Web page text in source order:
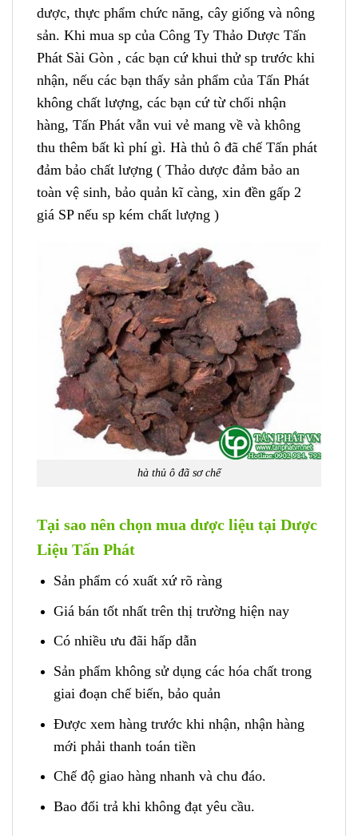
dược, thực phẩm chức năng, cây giống và nông
sản. Khi mua sp của Công Ty Thảo Dược Tấn
Phát Sài Gòn , các bạn cứ khui thử sp trước khi
nhận, nếu các bạn thấy sản phẩm của Tấn Phát
không chất lượng, các bạn cứ từ chối nhận
hàng, Tấn Phát vẫn vui vẻ mang về và không
thu thêm bất kì phí gì. Hà thủ ô đã chế Tấn phát
đảm bảo chất lượng ( Thảo dược đảm bảo an
toàn vệ sinh, bảo quản kĩ càng, xin đền gấp 2
giá SP nếu sp kém chất lượng )
hà thủ ô đã sơ chế
Tại sao nên chọn mua dược liệu tại Dược
Liệu Tấn Phát
Sản phẩm có xuất xứ rõ ràng
Giá bán tốt nhất trên thị trường hiện nay
Có nhiều ưu đãi hấp dẫn
Sản phẩm không sử dụng các hóa chất trong
giai đoạn chế biến, bảo quản
Được xem hàng trước khi nhận, nhận hàng
mới phải thanh toán tiền
Chế độ giao hàng nhanh và chu đáo.
Bao đổi trả khi không đạt yêu cầu.